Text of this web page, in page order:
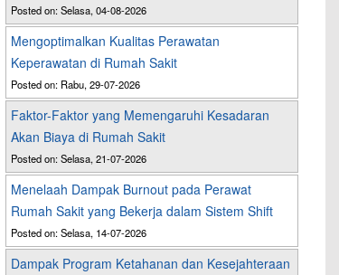
Posted on: Selasa, 04-08-2026
Mengoptimalkan Kualitas Perawatan
Keperawatan di Rumah Sakit
Posted on: Rabu, 29-07-2026
Faktor-Faktor yang Memengaruhi Kesadaran
Akan Biaya di Rumah Sakit
Posted on: Selasa, 21-07-2026
Menelaah Dampak Burnout pada Perawat
Rumah Sakit yang Bekerja dalam Sistem Shift
Posted on: Selasa, 14-07-2026
Dampak Program Ketahanan dan Kesejahteraan